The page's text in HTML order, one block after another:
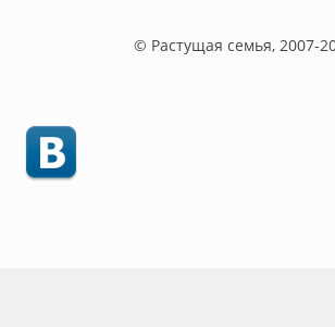
© Растущая семья, 2007-